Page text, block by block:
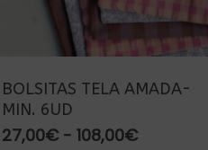
BOLSITAS TELA AMADA-
MIN. 6UD
27,00€ - 108,00€Rango